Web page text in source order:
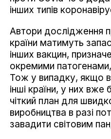
інших типів
Автори дослідження
країни матимуть
інших вакцин,
окремими патогенами,
Тож у випадку, якщо
інші країни, у них вже
чіткий план для
виробництва в разі
завадити світовим